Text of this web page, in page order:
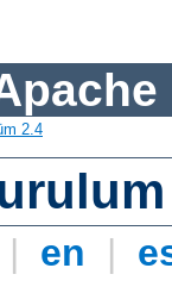
2.4
| en |